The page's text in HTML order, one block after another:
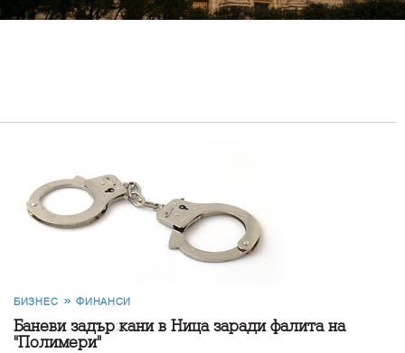
БИЗНЕС ФИНАНСИ
Баневи задържани в Ница заради фалита на
"Полимери"